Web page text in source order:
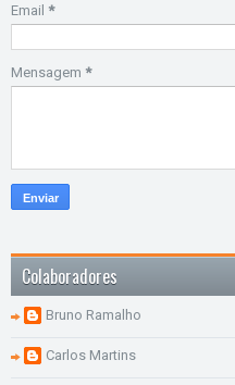
Email *
Mensagem *
Colaboradores
Bruno Ramalho
Carlos Martins